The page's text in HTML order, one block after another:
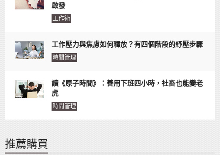
啟發
工作術
工作壓力與焦慮如何釋放？有四個階段的紓壓步驟
時間管理
讀《原子時間》：善用下班四小時，社畜也能變老
虎
時間管理
推薦購買